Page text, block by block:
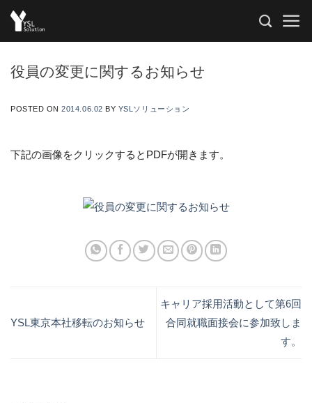
Skip
役員の変更に関するお知らせ
POSTED ON2014.06.02 BY YSLソリューション
下記の画像をクリックするとPDFが開きます。
YSL東京本社移転のお知らせ
キャリア採用活動として第6回
合同就職面接会に参加致しま
す。